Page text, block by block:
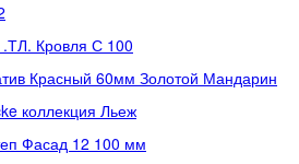
Кровля С 100
Красный 60мм Золотой Мандарин
коллекция Льеж
Фасад 12 100 мм